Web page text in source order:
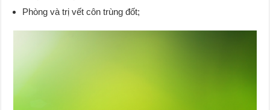
Phòng và trị vết côn trùng đốt;